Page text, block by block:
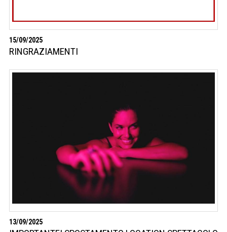
15/09/2025
RINGRAZIAMENTI
13/09/2025